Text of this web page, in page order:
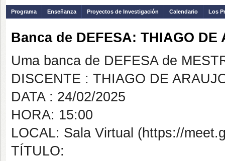
Programa Enseñanza Proyectos de Investigación Calendario Los
Banca de DEFESA: THIAGO DE
Uma banca de DEFESA de
DISCENTE : THIAGO DE
DATA : 24/02/2025
HORA: 15:00
LOCAL: Sala Virtual (https://
TÍTULO: